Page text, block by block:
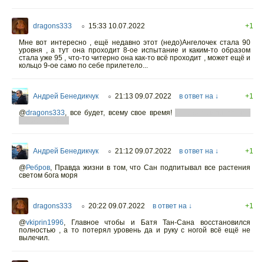
dragons333 ○ 15:33 10.07.2022
+1
Мне вот интересно , ещё недавно этот (недо)Ангелочек стала 90
уровня , а тут она проходит 8-ое испытание и каким-то образом
стала уже 95 , что-то читерно она как-то всё проходит , может ещё и
кольцо 9-ое само по себе прилетело...
Андрей Бенедикчук ○ 21:13 09.07.2022 в ответ на ↓
+1
@dragons333 все будет, всему свое время!
Андрей Бенедикчук ○ 21:12 09.07.2022 в ответ на ↓
+1
@Ребров
Правда жизни в том, что Сан подпитывал все растения
светом бога моря
dragons333 ○ 20:22 09.07.2022 в ответ на ↓
+1
@vkiprin1996
Главное чтобы и Батя Тан-Сана восстановился
полностью , а то потерял уровень да и руку с ногой всё ещё не
вылечил.